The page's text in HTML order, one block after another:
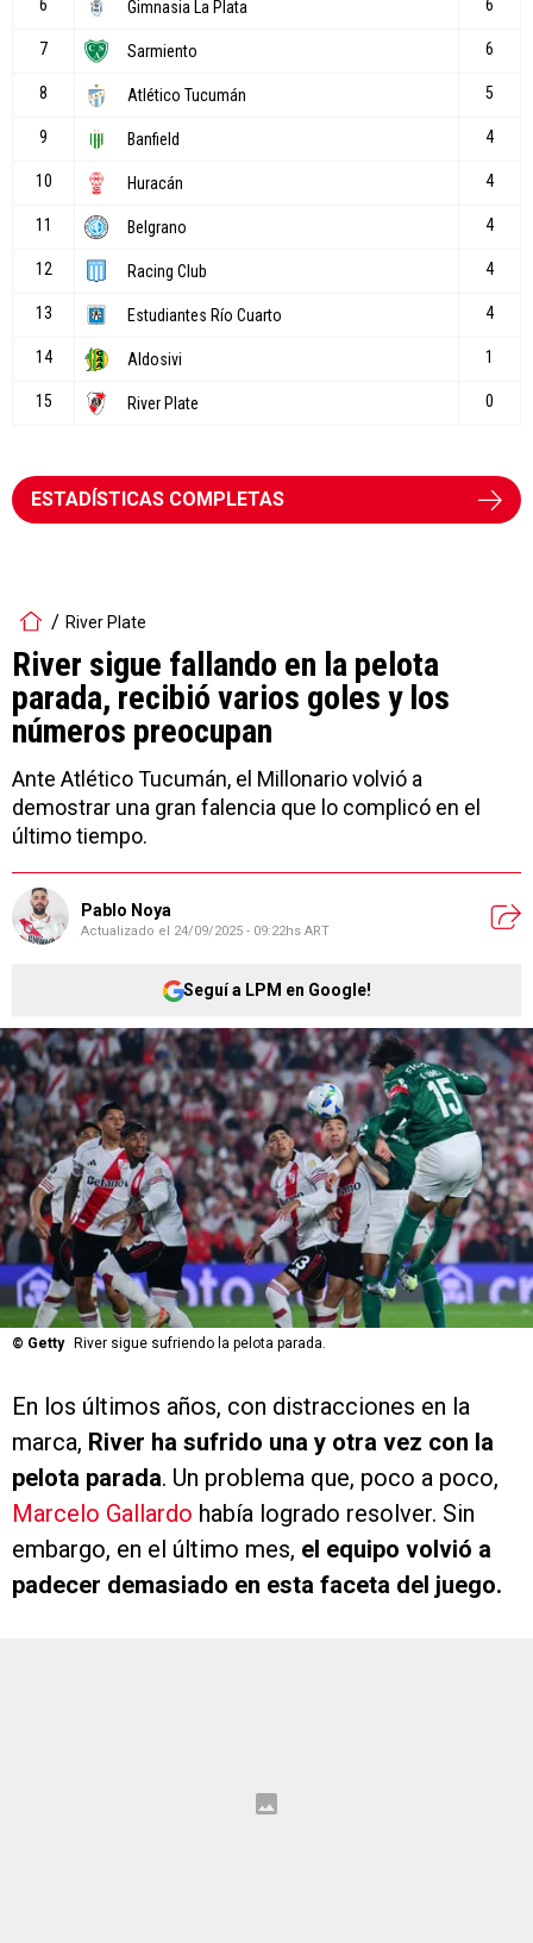
ESTADÍSTICAS COMPLETAS
River Plate
River sigue fallando en la pelota
parada, recibió varios goles y los
números preocupan
Ante Atlético Tucumán, el Millonario volvió a
demostrar una gran falencia que lo complicó en el
último tiempo.
Pablo Noya
Actualizado el 24/09/2025 - 09:22hs ART
Seguí a LPM en Google!
© Getty River sigue sufriendo la pelota parada.
En los últimos años, con distracciones en la
marca, River ha sufrido una y otra vez con la
pelota parada. Un problema que, poco a poco,
Marcelo Gallardo había logrado resolver. Sin
embargo, en el último mes, el equipo volvió a
padecer demasiado en esta faceta del juego.